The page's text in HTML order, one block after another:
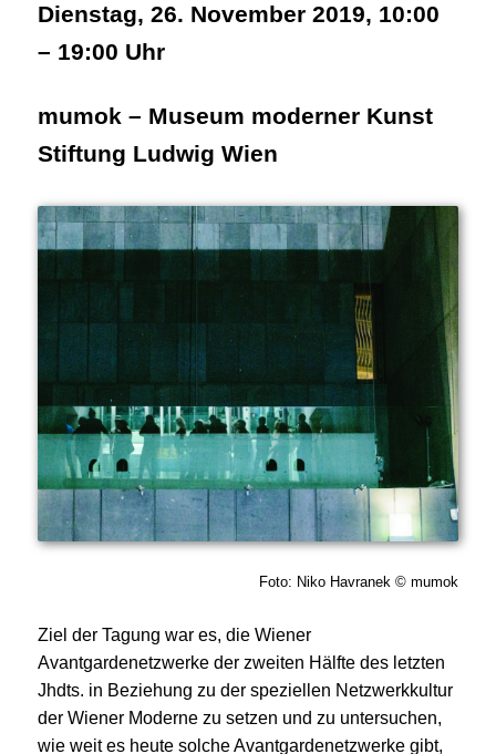
Dienstag, 26. November 2019, 10:00
– 19:00 Uhr
mumok – Museum moderner Kunst
Stiftung Ludwig Wien
Foto: Niko Havranek © mumok
Ziel der Tagung war es, die Wiener
Avantgardenetzwerke der zweiten Hälfte des letzten
Jhdts. in Beziehung zu der speziellen Netzwerkkultur
der Wiener Moderne zu setzen und zu untersuchen,
wie weit es heute solche Avantgardenetzwerke gibt,